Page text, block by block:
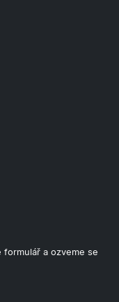
a ozveme se